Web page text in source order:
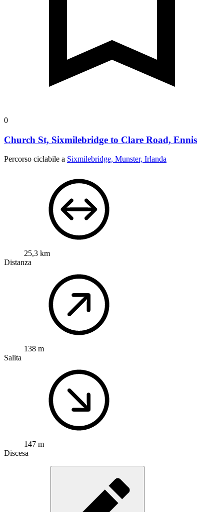
0
Church St, Sixmilebridge to Clare Road, Ennis
Percorso ciclabile a Sixmilebridge, Munster, Irlanda
25,3 km
Distanza
138 m
Salita
147 m
Discesa